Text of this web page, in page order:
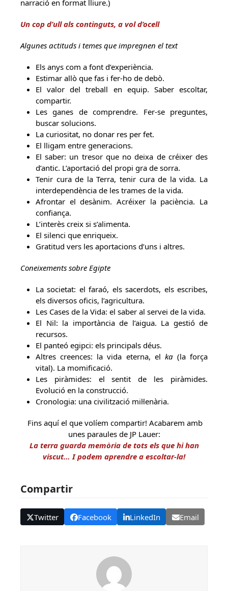
narració en format lliure.)
Un cop d’ull als continguts, a vol d’ocell
Algunes actituds i temes que impregnen el text
Els anys com a font d’experiència.
Estimar allò que fas i fer-ho de debò.
El valor del treball en equip. Saber escoltar,
compartir.
Les ganes de comprendre. Fer-se preguntes,
buscar solucions.
La curiositat, no donar res per fet.
El lligam entre generacions.
El saber: un tresor que no deixa de créixer des
d’antic. L’aportació del propi gra de sorra.
Tenir cura de la Terra, tenir cura de la vida. La
interdependència de les trames de la vida.
Afrontar el desànim. Acréixer la paciència. La
confiança.
L’interès creix si s’alimenta.
El silenci que enriqueix.
Gratitud vers les aportacions d’uns i altres.
Coneixements sobre Egipte
La societat: el faraó, els sacerdots, els escribes,
els diversos oficis, l’agricultura.
Les Cases de la Vida: el saber al servei de la vida.
El Nil: la importància de l’aigua. La gestió de
recursos.
El panteó egipci: els principals déus.
Altres creences: la vida eterna, el ka (la força
vital). La momificació.
Les piràmides: el sentit de les piràmides.
Evolució en la construcció.
Cronologia: una civilització mil·lenària.
Fins aquí el que volíem compartir! Acabarem amb
unes paraules de JP Lauer:
La terra guarda memòria de tots els que hi han
viscut… I podem aprendre a escoltar-la!
Compartir
Twitter Facebook LinkedIn Email